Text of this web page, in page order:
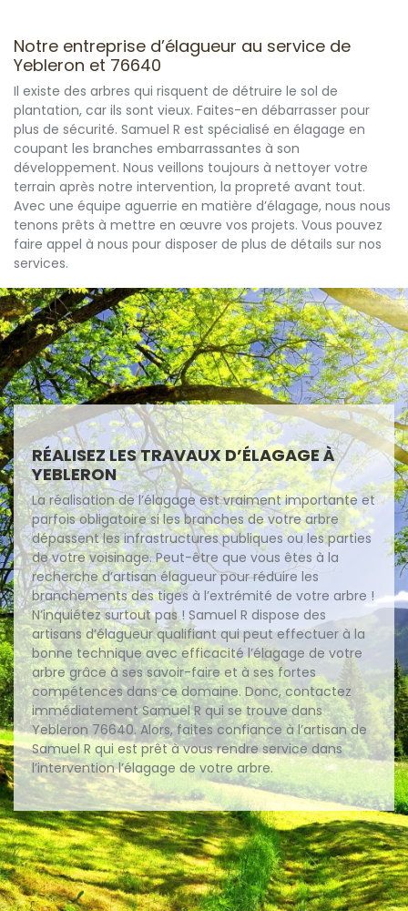
Notre entreprise d’élagueur au service de
Yebleron et 76640
Il existe des arbres qui risquent de détruire le sol de
plantation, car ils sont vieux. Faites-en débarrasser pour
plus de sécurité. Samuel R est spécialisé en élagage en
coupant les branches embarrassantes à son
développement. Nous veillons toujours à nettoyer votre
terrain après notre intervention, la propreté avant tout.
Avec une équipe aguerrie en matière d’élagage, nous nous
tenons prêts à mettre en œuvre vos projets. Vous pouvez
faire appel à nous pour disposer de plus de détails sur nos
services.
RÉALISEZ LES TRAVAUX D’ÉLAGAGE À
YEBLERON
La réalisation de l’élagage est vraiment importante et
parfois obligatoire si les branches de votre arbre
dépassent les infrastructures publiques ou les parties
de votre voisinage. Peut-être que vous êtes à la
recherche d’artisan élagueur pour réduire les
branchements des tiges à l’extrémité de votre arbre !
N’inquiétez surtout pas ! Samuel R dispose des
artisans d’élagueur qualifiant qui peut effectuer à la
bonne technique avec efficacité l’élagage de votre
arbre grâce à ses savoir-faire et à ses fortes
compétences dans ce domaine. Donc, contactez
immédiatement Samuel R qui se trouve dans
Yebleron 76640. Alors, faites confiance à l’artisan de
Samuel R qui est prêt à vous rendre service dans
l’intervention l’élagage de votre arbre.